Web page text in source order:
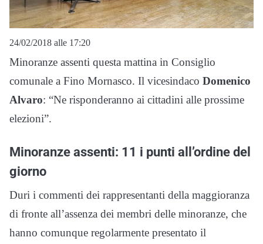
24/02/2018 alle 17:20
Minoranze assenti questa mattina in Consiglio
comunale a Fino Mornasco. Il vicesindaco Domenico
Alvaro: “Ne risponderanno ai cittadini alle prossime
elezioni”.
Minoranze assenti: 11 i punti all’ordine del
giorno
Duri i commenti dei rappresentanti della maggioranza
di fronte all’assenza dei membri delle minoranze, che
hanno comunque regolarmente presentato il